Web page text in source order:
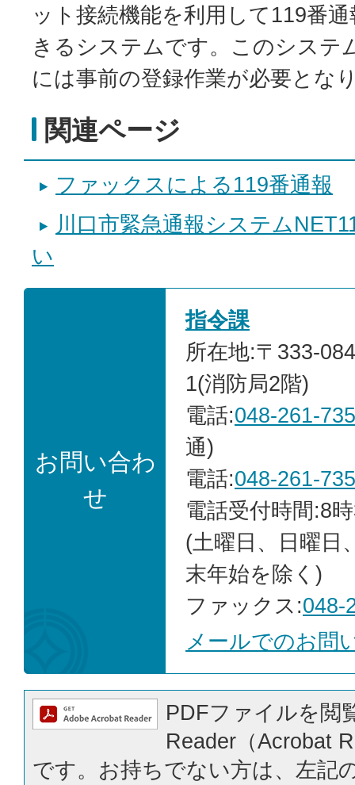
ット接続機能を利用して119番
きるシステムです。このシステ
には事前の登録作業が必要とな
関連ページ
ファックスによる119番通報
川口市緊急通報システム
い
お問い合わ
せ
指令課
所在地:〒333-
1(消防局2階)
電話:048-261-
通)
電話:048-261-
電話受付時間:8
(土曜日、日曜日
末年始を除く)
ファックス:048-
メールでのお問
PDFファイルを閲
Reader（Acrobat
です。お持ちでない方は、左記